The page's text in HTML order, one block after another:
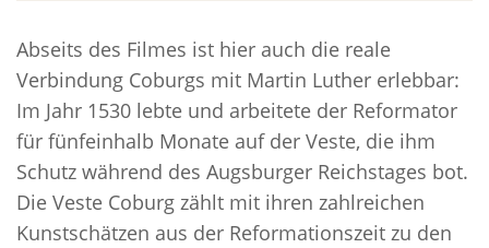
Abseits des Filmes ist hier auch die reale
Verbindung Coburgs mit Martin Luther erlebbar:
Im Jahr 1530 lebte und arbeitete der Reformator
für fünfeinhalb Monate auf der Veste, die ihm
Schutz während des Augsburger Reichstages bot.
Die Veste Coburg zählt mit ihren zahlreichen
Kunstschätzen aus der Reformationszeit zu den